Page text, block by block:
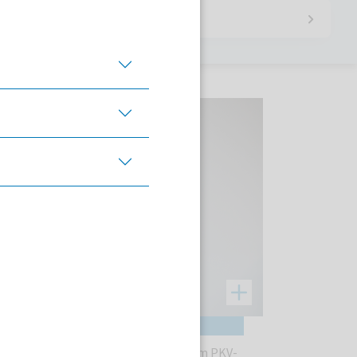
Gesundheitsversorgung im PKV-